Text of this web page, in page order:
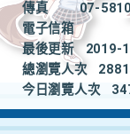
傳真
07-
電子信箱
最後更新
2019-
總瀏覽人次
今日瀏覽人次